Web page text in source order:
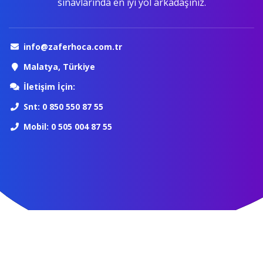
info@zaferhoca.com.tr
Malatya, Türkiye
İletişim İçin:
Snt: 0 850 550 87 55
Mobil: 0 505 004 87 55